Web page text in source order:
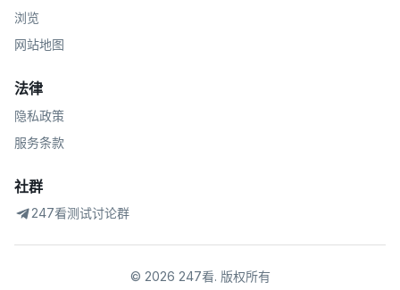
浏览
网站地图
法律
隐私政策
服务条款
社群
247看测试讨论群
© 2026 247看. 版权所有